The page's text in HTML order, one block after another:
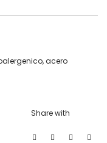
,acero
Share with